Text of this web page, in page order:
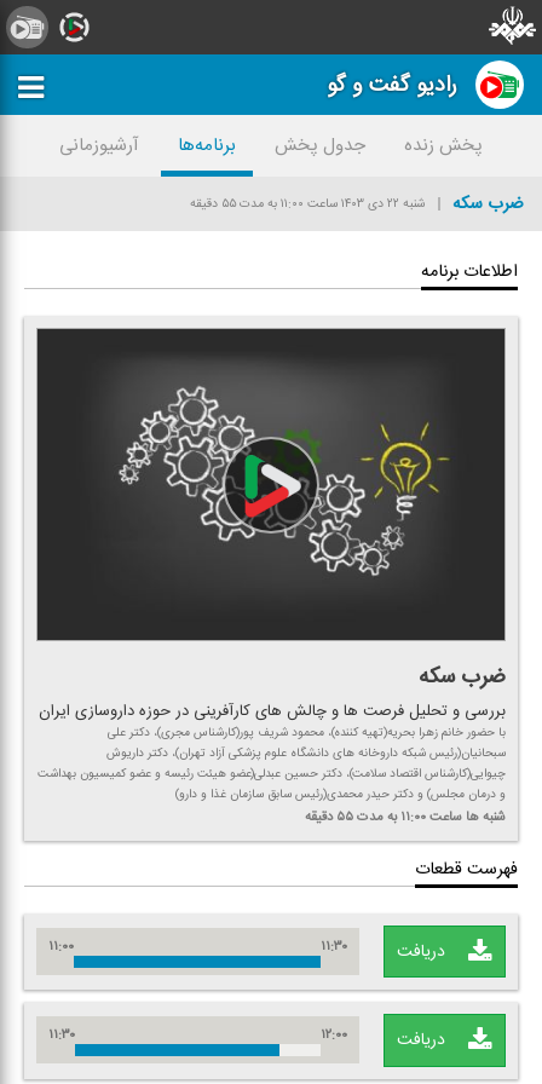
رادیو گفت و گو
پخش زنده جدول پخش برنامه‌ها
آرشیوزمانی
ضرب سكه
شنبه ۲۲ دی ۱۴۰۳ ساعت ۱۱:۰۰ به مدت ۵۵ دقیقه
اطلاعات برنامه
ضرب سكه
بررسی و تحلیل فرصت ها و چالش های كارآفرینی در حوزه داروسازی ایران
با حضور خانم زهرا بحریه(تهیه كننده)، محمود شریف پور(كارشناس مجری)، دكتر علی
سبحانیان(رئیس شبكه داروخانه های دانشگاه علوم پزشكی آزاد تهران)، دكتر داریوش
چیوایی(كارشناس اقتصاد سلامت)، دكتر حسین عبدلی(عضو هیئت رئیسه و عضو كمیسیون بهداشت
و درمان مجلس) و دكتر حیدر محمدی(رئیس سابق سازمان غذا و دارو)
شنبه ها ساعت ۱۱:۰۰ به مدت ۵۵ دقیقه
فهرست قطعات
دریافت ۱۱:۰۰ ۱۱:۳۰
دریافت ۱۱:۳۰ ۱۲:۰۰